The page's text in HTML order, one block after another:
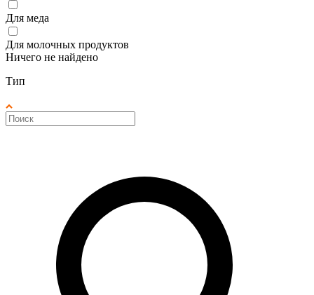
Для меда
Для молочных продуктов
Ничего не найдено
Тип